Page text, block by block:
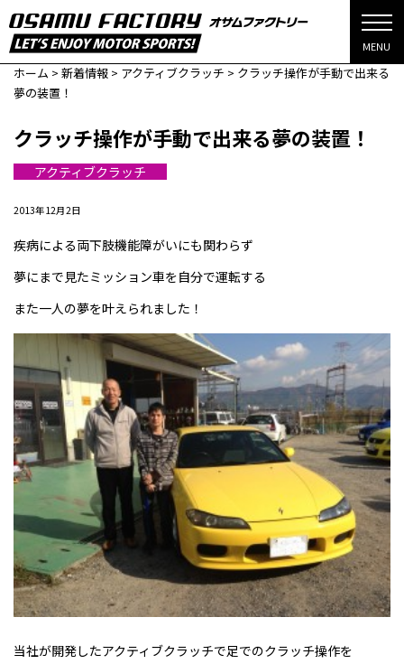
MENU
ホーム > 新着情報 > アクティブクラッチ > クラッチ操作が手動で出来る
夢の装置！
クラッチ操作が手動で出来る夢の装置！
アクティブクラッチ
2013年12月2日
疾病による両下肢機能障がいにも関わらず
夢にまで見たミッション車を自分で運転する
また一人の夢を叶えられました！
当社が開発したアクティブクラッチで足でのクラッチ操作を